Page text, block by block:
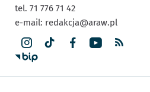
tel. 71 776 71 42
e-mail: redakcja@araw.pl